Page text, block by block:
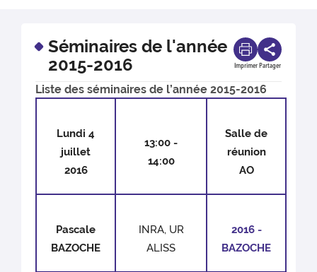
Séminaires de l'année
2015-2016
Imprimer Partager
Liste des séminaires de l’année 2015-2016
Lundi 4
juillet
2016
13:00 -
14:00
Salle de
réunion
AO
Pascale
BAZOCHE
INRA, UR
ALISS
2016 -
BAZOCHE